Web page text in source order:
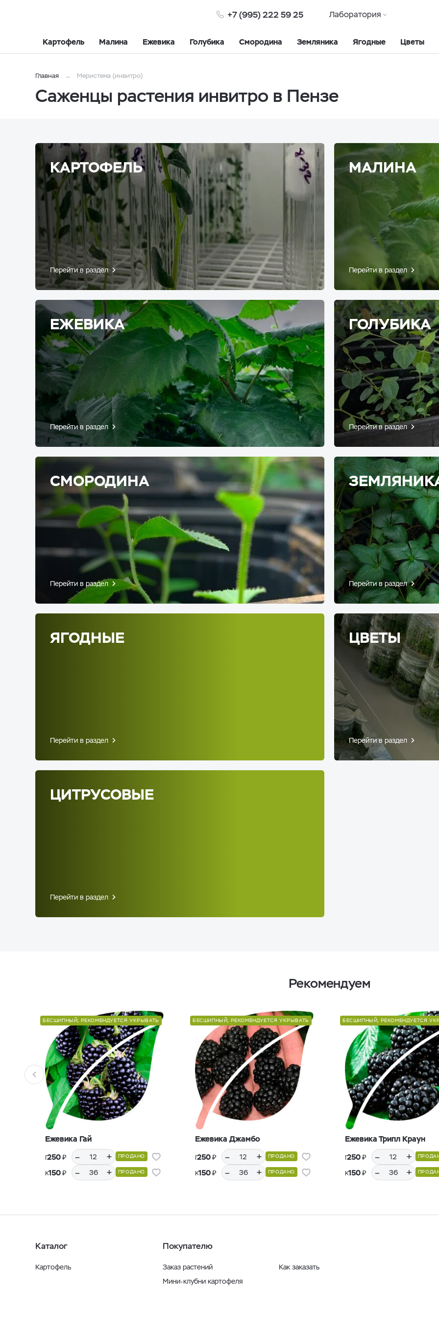
+7 (995) 222 59 25 Лаборатория
Картофель Малина Ежевика Голубика Смородина Земляника Ягодные Цветы
Главная Меристема (инвитро)
Саженцы растения инвитро в Пензе
КАРТОФЕЛЬ
Перейти в раздел
МАЛИНА
Перейти в раздел
ЕЖЕВИКА
Перейти в раздел
ГОЛУБИКА
Перейти в раздел
СМОРОДИНА
Перейти в раздел Перейти в раздел
ЯГОДНЫЕ
Перейти в раздел
ЦВЕТЫ
Перейти в раздел
ЦИТРУСОВЫЕ
Перейти в раздел
Рекомендуем
БЕСШИПНЫЙ, РЕКОМЕНДУЕТСЯ УКРЫВАТЬ
Ежевика Гай
Горшки Р9, 12 шт.
250₽ – + ПРОДАНО
Кассеты Р36, 36 шт.
150₽ – + ПРОДАНО
БЕСШИПНЫЙ, РЕКОМЕНДУЕТСЯ УКРЫВАТЬ
Ежевика Джамбо
Горшки Р9, 12 шт.
250₽ – + ПРОДАНО
Кассеты Р36, 36 шт.
150₽ – + ПРОДАНО
БЕСШИПНЫЙ, РЕКОМЕНДУЕТСЯ
Ежевика Трипл Краун
Горшки Р9, 12 шт.
250₽ – +
Кассеты Р36, 36 шт.
150₽ – +
Каталог
Картофель
Покупателю
Заказ растений
Мини-клубни картофеля
Как заказать